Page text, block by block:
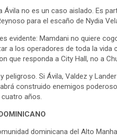
Ávila no es un caso aislado. Es
para el escaño de Nydia
evidente: Mamdani no quiere
a los operadores de toda la
que responda a City Hall, no a
peligroso. Si Ávila, Valdez y
construido enemigos
años.
dominicana del Alto